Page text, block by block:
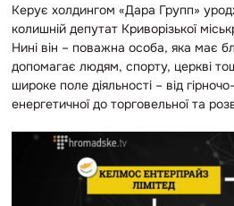
Керує холдингом «Дара Групп»
колишній депутат Криворізької
Нині він – поважна особа, яка має
допомагає людям, спорту, церкві
широке поле діяльності – від
енергетичної до торговельної та